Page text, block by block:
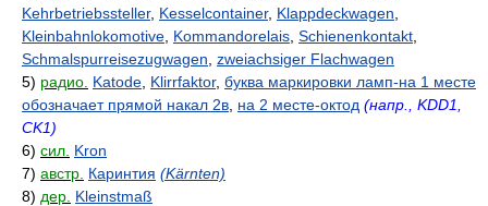
Kehrbetriebssteller, Kesselcontainer, Klappdeckwagen
Kleinbahnlokomotive Kommandorelais Schienenkontakt
Schmalspurreisezugwagen zweiachsiger Flachwagen
5) радио. Katode Klirrfaktor, буква маркировки ламп-на 1 месте
обозначает прямой накал 2в на 2 месте-октод (напр., KDD1,
CK1)
6) сил. Kron
7) австр. Каринтия (Kärnten)
8) дер. Kleinstmaß